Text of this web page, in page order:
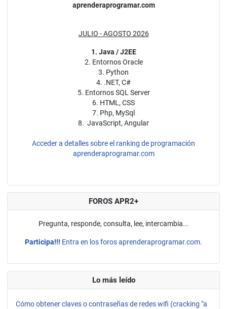
aprenderaprogramar.com
JULIO - AGOSTO 2026
1. Java / J2EE
2. Entornos Oracle
3. Python
4. .NET, C#
5. Entornos SQL Server
6. HTML, CSS
7. Php, MySql
8. JavaScript, Angular
Acceder a detalles sobre el ranking de programación
aprenderaprogramar.com
FOROS APR2+
Pregunta, responde, consulta, lee, intercambia...
Participa!!! Entra en los foros aprenderaprogramar.com.
Lo más leído
Cómo obtener claves o contraseñas de redes wifi (cracking "a